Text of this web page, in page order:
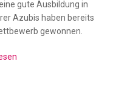
gute Ausbildung in
Azubis haben bereits
gewonnen.